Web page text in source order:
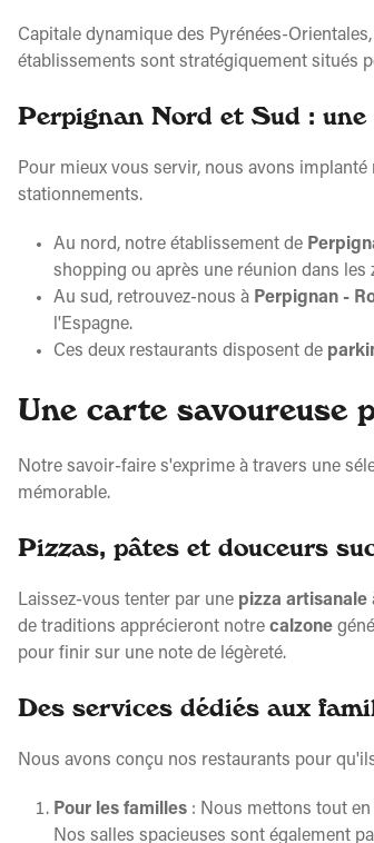
Capitale dynamique des Pyrénées-
établissements sont stratégiquement situés
Perpignan Nord et Sud :
Pour mieux vous servir, nous avons
stationnements.
Au nord, notre établissement de
shopping ou après une réunion dans les
Au sud, retrouvez-nous à Perpignan -
l'Espagne.
Ces deux restaurants disposent de
Une carte savoureuse
Notre savoir-faire s'exprime à travers une
mémorable.
Pizzas, pâtes et douceurs
Laissez-vous tenter par une pizza artisanale
de traditions apprécieront notre calzone
pour finir sur une note de légèreté.
Des services dédiés aux
Nous avons conçu nos restaurants pour
Pour les familles : Nous mettons tout
Nos salles spacieuses sont également